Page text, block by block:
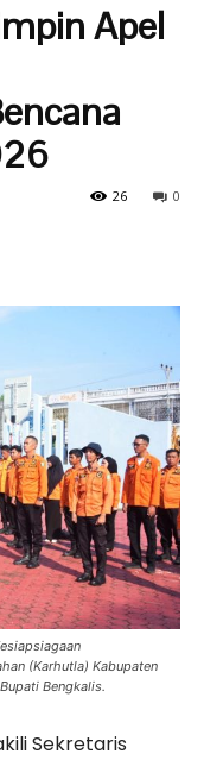
Apel
0
26
(Karhutla) Kabupaten
Bengkalis.
Sekretaris